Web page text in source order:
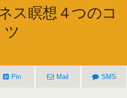
ス瞑想４つのコ
ツ
Pin Mail SMS